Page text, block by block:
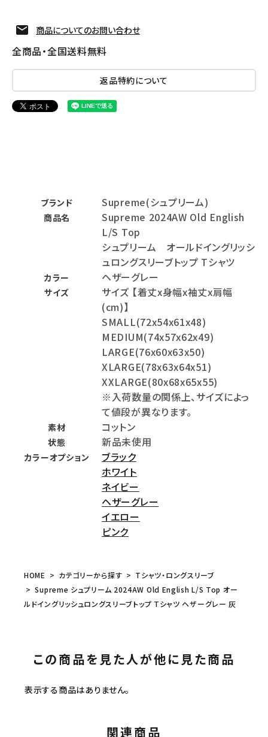
商品についてのお問い合わせ
全商品・全国送料無料
返品特約について
ブランド Supreme(シュプリーム)
商品名
Supreme 2024AW Old English
L/S Top
シュプリーム オールドイングリッシ
ュロングスリーブトップ Tシャツ
カラー ヘザーグレー
サイズ
サイズ 【着丈x身幅x袖丈x肩幅
(cm)】
SMALL(72x54x61x48)
MEDIUM(74x57x62x49)
LARGE(76x60x63x50)
XLARGE(78x63x64x51)
XXLARGE(80x68x65x55)
※入荷数量の関係上、サイズによっ
て値段が異なります。
素材 コットン
状態 新品未使用
カラーオプション
ブラック
ホワイト
ネイビー
ヘザーグレー
イエロー
ピンク
HOME カテゴリーから探す
Tシャツ・ロングスリーブ
Supreme シュプリーム 2024AW Old English L/S Top オー
ルドイングリッシュロングスリーブトップ Tシャツ ヘザーグレー 灰
この商品を見た人が他に見た商品
表示する商品はありません。
関連商品